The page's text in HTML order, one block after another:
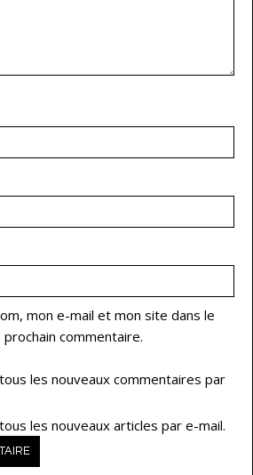
mon e-mail et mon site dans le
commentaire.
les nouveaux commentaires par
les nouveaux articles par e-mail.